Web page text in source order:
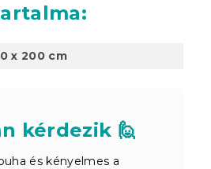
:
x 200 cm
kérdezik 🙋
és kényelmes a